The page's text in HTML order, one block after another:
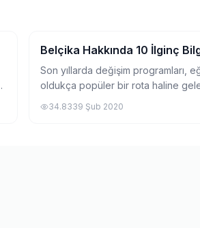
Pratik Bilgiler
Belçika Hakkında 10 İlginç
Son yıllarda değişim programları,
oldukça popüler bir rota haline
bir lokasyon olan Belçika...
34.8339 Şub 2020